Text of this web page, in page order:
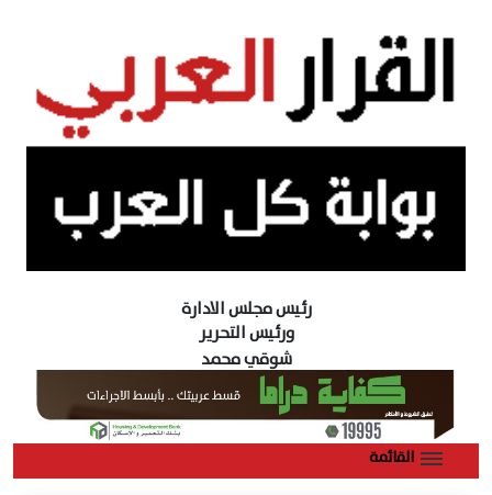
رئيس مجلس الادارة
ورئيس التحرير
شوقي محمد
القائمة